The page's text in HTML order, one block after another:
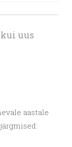
uus
aastale